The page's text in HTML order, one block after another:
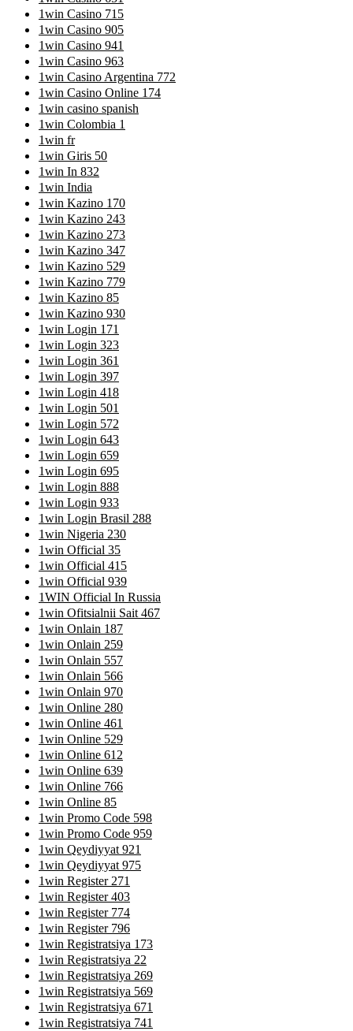
1win Casino 715
1win Casino 905
1win Casino 941
1win Casino 963
1win Casino Argentina 772
1win Casino Online 174
1win casino spanish
1win Colombia 1
1win fr
1win Giris 50
1win In 832
1win India
1win Kazino 170
1win Kazino 243
1win Kazino 273
1win Kazino 347
1win Kazino 529
1win Kazino 779
1win Kazino 85
1win Kazino 930
1win Login 171
1win Login 323
1win Login 361
1win Login 397
1win Login 418
1win Login 501
1win Login 572
1win Login 643
1win Login 659
1win Login 695
1win Login 888
1win Login 933
1win Login Brasil 288
1win Nigeria 230
1win Official 35
1win Official 415
1win Official 939
1WIN Official In Russia
1win Ofitsialnii Sait 467
1win Onlain 187
1win Onlain 259
1win Onlain 557
1win Onlain 566
1win Onlain 970
1win Online 280
1win Online 461
1win Online 529
1win Online 612
1win Online 639
1win Online 766
1win Online 85
1win Promo Code 598
1win Promo Code 959
1win Qeydiyyat 921
1win Qeydiyyat 975
1win Register 271
1win Register 403
1win Register 774
1win Register 796
1win Registratsiya 173
1win Registratsiya 22
1win Registratsiya 269
1win Registratsiya 569
1win Registratsiya 671
1win Registratsiya 741